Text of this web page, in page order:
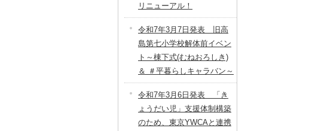
リニューアル！
令和7年3月7日発表 旧高
島第七小学校解体前イベン
ト～棟下式(むねおろしき)
＆ ＃平暮らしキャラバン～
令和7年3月6日発表 「き
ょうだい児」支援体制構築
のため、東京YWCAと連携